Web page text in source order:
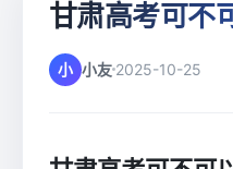
甘肃高考可不
小 小友 2025-10-25